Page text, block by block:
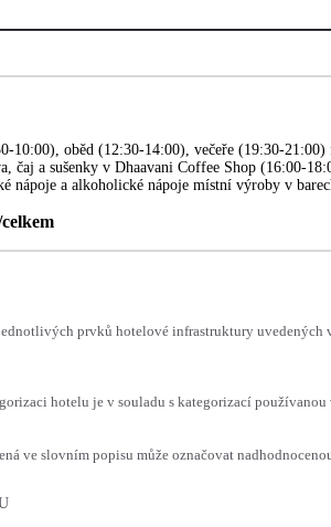
10:00), oběd (12:30-14:00), večeře (19:30-
čaj a sušenky v Dhaavani Coffee Shop (16:00-
nápoje a alkoholické nápoje místní výroby v
prvků hotelové infrastruktury uvedených
hotelu je v souladu s kategorizací
ve slovním popisu může označovat